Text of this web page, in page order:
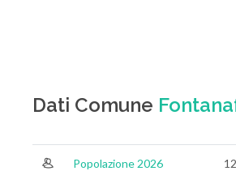
Dati Comune
Popolazione 2026